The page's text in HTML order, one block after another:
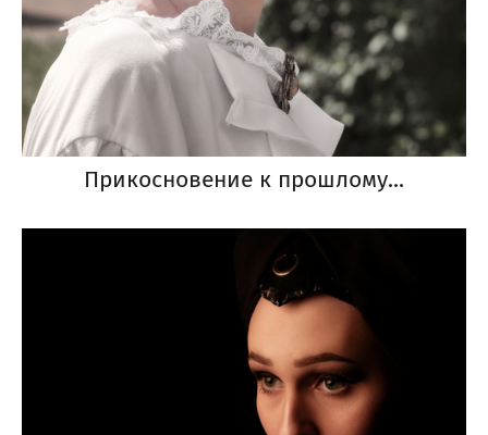
Прикосновение к прошлому...